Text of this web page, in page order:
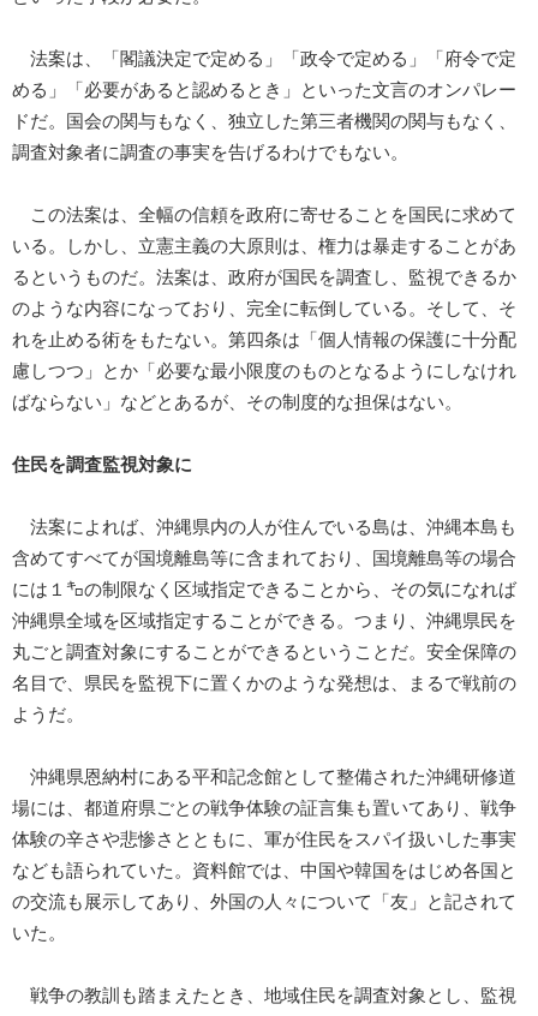
法案は、「閣議決定で定める」「政令で定める」「府令で定
める」「必要があると認めるとき」といった文言のオンパレー
ドだ。国会の関与もなく、独立した第三者機関の関与もなく、
調査対象者に調査の事実を告げるわけでもない。
この法案は、全幅の信頼を政府に寄せることを国民に求めて
いる。しかし、立憲主義の大原則は、権力は暴走することがあ
るというものだ。法案は、政府が国民を調査し、監視できるか
のような内容になっており、完全に転倒している。そして、そ
れを止める術をもたない。第四条は「個人情報の保護に十分配
慮しつつ」とか「必要な最小限度のものとなるようにしなけれ
ばならない」などとあるが、その制度的な担保はない。
住民を調査監視対象に
法案によれば、沖縄県内の人が住んでいる島は、沖縄本島も
含めてすべてが国境離島等に含まれており、国境離島等の場合
には１㌔の制限なく区域指定できることから、その気になれば
沖縄県全域を区域指定することができる。つまり、沖縄県民を
丸ごと調査対象にすることができるということだ。安全保障の
名目で、県民を監視下に置くかのような発想は、まるで戦前の
ようだ。
沖縄県恩納村にある平和記念館として整備された沖縄研修道
場には、都道府県ごとの戦争体験の証言集も置いてあり、戦争
体験の辛さや悲惨さとともに、軍が住民をスパイ扱いした事実
なども語られていた。資料館では、中国や韓国をはじめ各国と
の交流も展示してあり、外国の人々について「友」と記されて
いた。
戦争の教訓も踏まえたとき、地域住民を調査対象とし、監視